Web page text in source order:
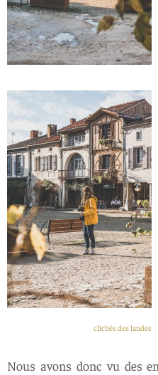
clichés des landes
Nous avons donc vu des